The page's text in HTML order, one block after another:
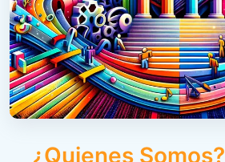
¿Quienes Somos?